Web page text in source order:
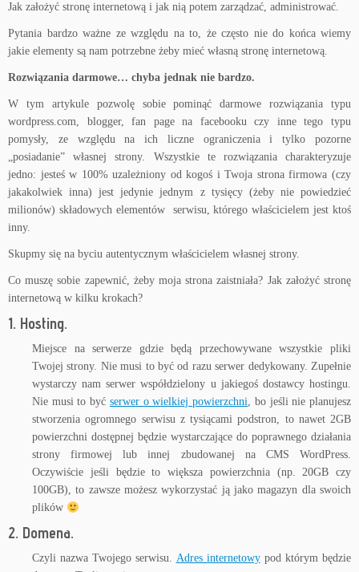
Jak założyć stronę internetową i jak nią potem zarządzać, administrować.
Pytania bardzo ważne ze względu na to, że często nie do końca wiemy
jakie elementy są nam potrzebne żeby mieć własną stronę internetową.
Rozwiązania darmowe… chyba jednak nie bardzo.
W tym artykule pozwolę sobie pominąć darmowe rozwiązania typu
wordpress.com, blogger, fan page na facebooku czy inne tego typu
pomysły, ze względu na ich liczne ograniczenia i tylko pozorne
„posiadanie” własnej strony. Wszystkie te rozwiązania charakteryzuje
jedno: jesteś w 100% uzależniony od kogoś i Twoja strona firmowa (czy
jakakolwiek inna) jest jedynie jednym z tysięcy (żeby nie powiedzieć
milionów) składowych elementów serwisu, którego właścicielem jest ktoś
inny.
Skupmy się na byciu autentycznym właścicielem własnej strony.
Co muszę sobie zapewnić, żeby moja strona zaistniała? Jak założyć stronę
internetową w kilku krokach?
1. Hosting.
Miejsce na serwerze gdzie będą przechowywane wszystkie pliki
Twojej strony. Nie musi to być od razu serwer dedykowany. Zupełnie
wystarczy nam serwer współdzielony u jakiegoś dostawcy hostingu.
Nie musi to być serwer o wielkiej powierzchni, bo jeśli nie planujesz
stworzenia ogromnego serwisu z tysiącami podstron, to nawet 2GB
powierzchni dostępnej będzie wystarczające do poprawnego działania
strony firmowej lub innej zbudowanej na CMS WordPress.
Oczywiście jeśli będzie to większa powierzchnia (np. 20GB czy
100GB), to zawsze możesz wykorzystać ją jako magazyn dla swoich
plików
2. Domena.
Czyli nazwa Twojego serwisu. Adres internetowypod którym będzie